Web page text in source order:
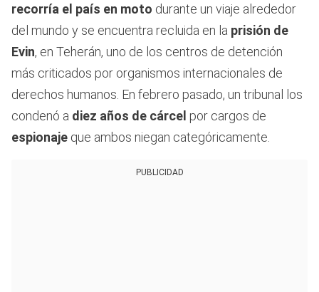
recorría el país en moto durante un viaje alrededor
del mundo y se encuentra recluida en la prisión de
Evin, en Teherán, uno de los centros de detención
más criticados por organismos internacionales de
derechos humanos. En febrero pasado, un tribunal los
condenó a diez años de cárcel por cargos de
espionaje que ambos niegan categóricamente.
PUBLICIDAD